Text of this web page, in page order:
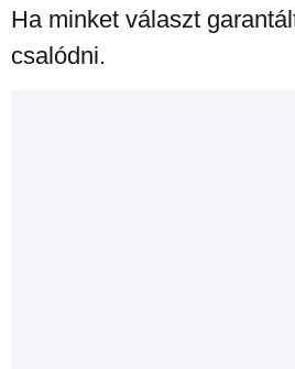
Ha minket választ
csalódni.